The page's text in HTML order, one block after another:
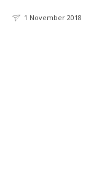
1 November 2018